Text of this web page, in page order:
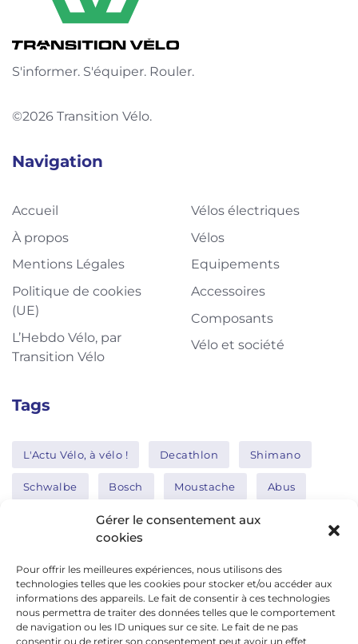
Gérer le consentement aux
cookies
Pour offrir les meilleures expériences, nous utilisons des
technologies telles que les cookies pour stocker et/ou accéder aux
informations des appareils. Le fait de consentir à ces technologies
nous permettra de traiter des données telles que le comportement
de navigation ou les ID uniques sur ce site. Le fait de ne pas
consentir ou de retirer son consentement peut avoir un effet
S'informer. S'équiper. Rouler.
©2026 Transition Vélo.
Navigation
Accueil
À propos
Mentions Légales
Politique de cookies
(UE)
L’Hebdo Vélo, par
Transition Vélo
Vélos électriques
Vélos
Equipements
Accessoires
Composants
Vélo et société
Tags
L'Actu Vélo, à vélo ! Decathlon Shimano
Schwalbe Bosch Moustache Abus
Thule Nakamura
Réseaux sociaux
google news